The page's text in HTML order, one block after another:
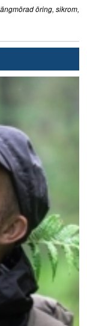
öring, sikrom,